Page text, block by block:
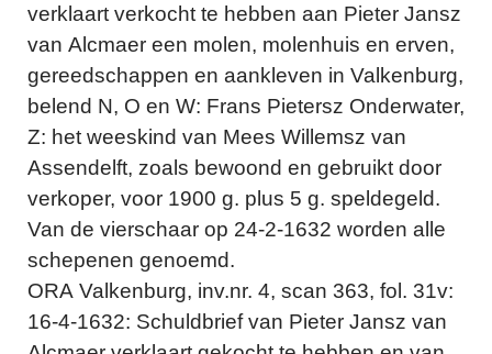
verklaart verkocht te hebben aan Pieter Jansz
van Alcmaer een molen, molenhuis en erven,
gereedschappen en aankleven in Valkenburg,
belend N, O en W: Frans Pietersz Onderwater,
Z: het weeskind van Mees Willemsz van
Assendelft, zoals bewoond en gebruikt door
verkoper, voor 1900 g. plus 5 g. speldegeld.
Van de vierschaar op 24-2-1632 worden alle
schepenen genoemd.
ORA Valkenburg, inv.nr. 4, scan 363, fol. 31v:
16-4-1632: Schuldbrief van Pieter Jansz van